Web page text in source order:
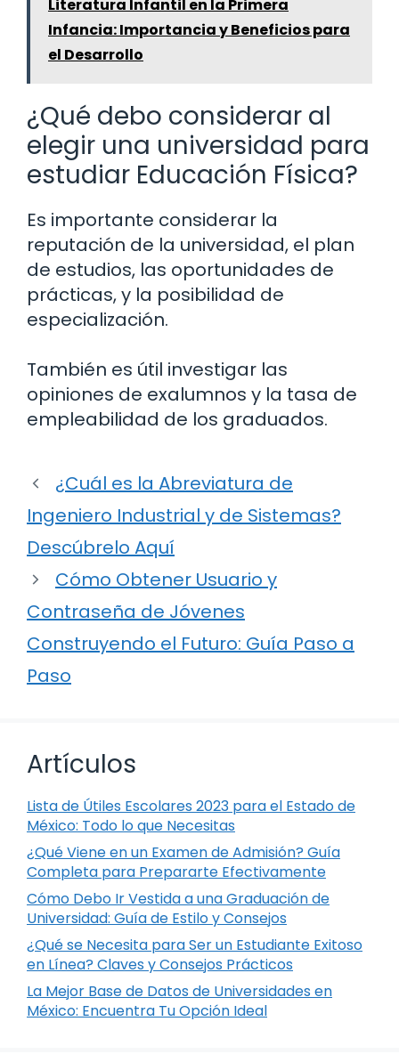
Literatura Infantil en la Primera
Infancia: Importancia y Beneficios para
el Desarrollo
¿Qué debo considerar al
elegir una universidad para
estudiar Educación Física?
Es importante considerar la
reputación de la universidad, el plan
de estudios, las oportunidades de
prácticas, y la posibilidad de
especialización.
También es útil investigar las
opiniones de exalumnos y la tasa de
empleabilidad de los graduados.
¿Cuál es la Abreviatura de
Ingeniero Industrial y de Sistemas?
Descúbrelo Aquí
Cómo Obtener Usuario y
Contraseña de Jóvenes
Construyendo el Futuro: Guía Paso a
Paso
Artículos
Lista de Útiles Escolares 2023 para el Estado de
México: Todo lo que Necesitas
¿Qué Viene en un Examen de Admisión? Guía
Completa para Prepararte Efectivamente
Cómo Debo Ir Vestida a una Graduación de
Universidad: Guía de Estilo y Consejos
¿Qué se Necesita para Ser un Estudiante Exitoso
en Línea? Claves y Consejos Prácticos
La Mejor Base de Datos de Universidades en
México: Encuentra Tu Opción Ideal